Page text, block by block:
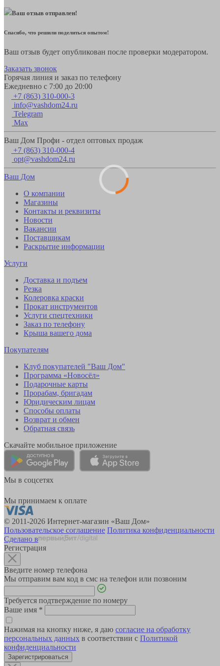
Ваш отзыв отправлен!
Спасибо, что решили поделиться опытом!
Ваш отзыв будет опубликован после проверки модератором.
Заказать звонок
Горячая линия и заказ по телефону
Ежедневно с 7:00 до 20:00
+7 (863) 310-000-3
info@vashdom24.ru
Telegram
Max
Ваш Дом Профи - отдел оптовых продаж
+7 (863) 310-000-4
opt@vashdom24.ru
Ваш Дом
О компании
Магазины
Контакты и реквизиты
Новости
Вакансии
Поставщикам
Раскрытие информации
Услуги
Доставка и подъем
Резка
Колеровка краски
Прокат инструментов
Услуги спецтехники
Заказ по телефону
Крыша вашего дома
Покупателям
Клуб покупателей "Ваш Дом"
Программа «Новосёл»
Подарочные карты
Прорабам, бригадам
Юридическим лицам
Способы оплаты
Возврат и обмен
Обратная связь
Скачайте мобильное приложение
Мы в соцсетях
Мы принимаем к оплате
© 2011-2026 Интернет-магазин «Ваш Дом»
Пользовательское соглашение Политика конфиденциальности
Сделано в
Регистрация
Введите номер телефона
Мы отправим вам код в смс на телефон или позвоним
Требуется подтверждение по номеру
Ваше имя *
Нажимая на кнопку ниже, я даю согласие на обработку
персональных данных в соответствии с Политикой
конфиденциальности
Зарегистрироваться